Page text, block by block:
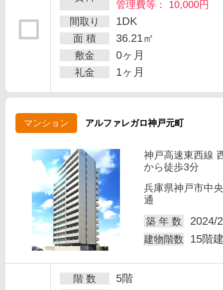
管理費等： 10,000円
間取り
1DK
面 積 36.21㎡
敷金 0ヶ月
礼金 1ヶ月
マンション アルファレガロ神戸元町
神戸高速東西線
から徒歩3分
兵庫県神戸市中
通
築 年 数
2024/
建物階数 15階
階 数 5階